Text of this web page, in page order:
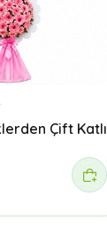
Çift Katlı